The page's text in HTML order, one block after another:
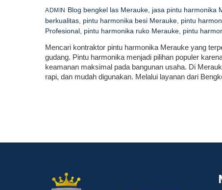
ADMIN Blog bengkel las Merauke jasa pintu harmonika
berkualitas pintu harmonika besi Merauke pintu
Profesional pintu harmonika ruko Merauke pintu
Mencari kontraktor pintu harmonika Merauke yang
gudang. Pintu harmonika menjadi pilihan populer
keamanan maksimal pada bangunan usaha. Di
rapi, dan mudah digunakan. Melalui layanan dari